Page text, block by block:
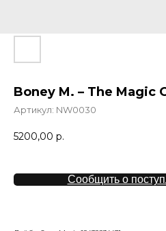
Boney M. – The Magic
Артикул: NW0030
5200,00 р.
Сообщить о